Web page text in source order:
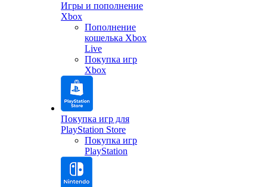
Игры и пополнение
Xbox
Пополнение
кошелька Xbox
Live
Покупка игр
Xbox
Покупка игр для
PlayStation Store
Покупка игр
PlayStation